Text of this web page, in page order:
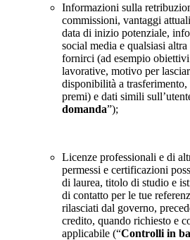
Informazioni sulla
commissioni, vantaggi
data di inizio potenziale,
social media e qualsiasi
fornirci (ad esempio
lavorative, motivo per
disponibilità a
premi) e dati simili
domanda”);
Licenze professionali e di
permessi e certificazioni
di laurea, titolo di studio e
di contatto per le tue
rilasciati dal governo,
credito, quando richiesto e
applicabile (“Controlli in